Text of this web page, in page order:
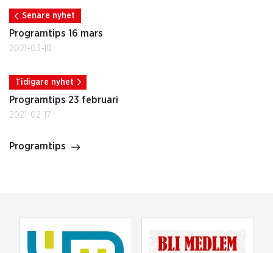
Senare nyhet
Programtips 16 mars
2021-03-10
Tidigare nyhet
Programtips 23 februari
2021-02-17
Programtips